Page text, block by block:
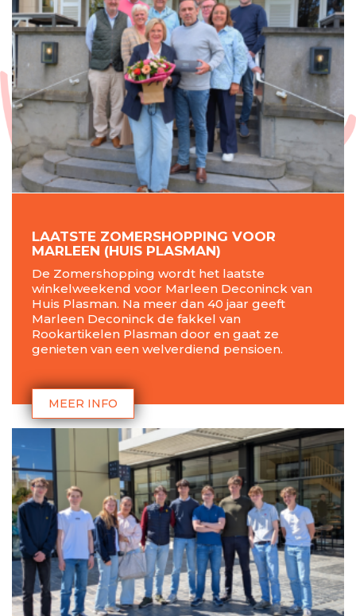
LAATSTE ZOMERSHOPPING VOOR
MARLEEN (HUIS PLASMAN)
De Zomershopping wordt het laatste
winkelweekend voor Marleen Deconinck van
Huis Plasman. Na meer dan 40 jaar geeft
Marleen Deconinck de fakkel van
Rookartikelen Plasman door en gaat ze
genieten van een welverdiend pensioen.
MEER INFO